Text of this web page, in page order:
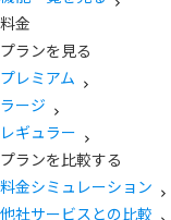
料金
プランを見る
プレミアム
ラージ
レギュラー
プランを比較する
料金シミュレーション
他社サービスとの比較